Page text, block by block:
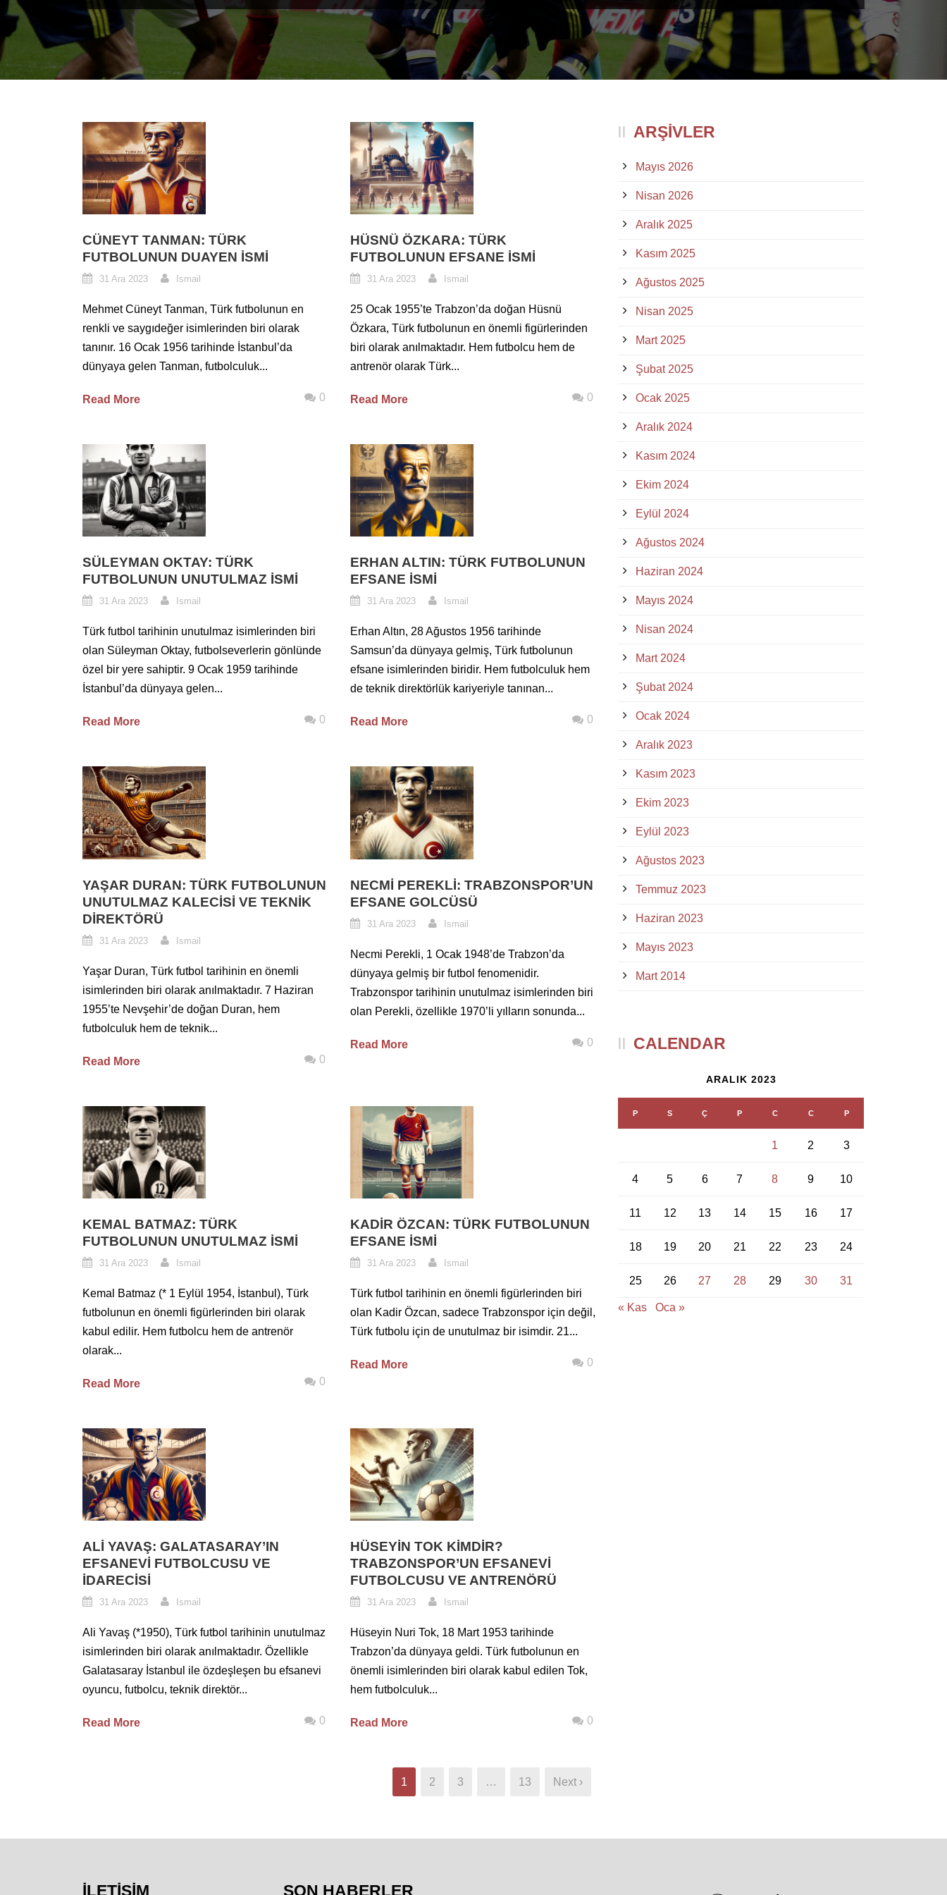
CÜNEYT TANMAN: TÜRK
FUTBOLUNUN DUAYEN İSMI
31 Ara 2023 Ismail
Mehmet Cüneyt Tanman, Türk futbolunun en
renkli ve saygıdeğer isimlerinden biri olarak
tanınır. 16 Ocak 1956 tarihinde İstanbul’da
dünyaya gelen Tanman, futbolculuk...
Read More 0
HÜSNÜ ÖZKARA: TÜRK
FUTBOLUNUN EFSANE İSMI
31 Ara 2023 Ismail
25 Ocak 1955’te Trabzon’da doğan Hüsnü
Özkara, Türk futbolunun en önemli figürlerinden
biri olarak anılmaktadır. Hem futbolcu hem de
antrenör olarak Türk...
Read More 0
SÜLEYMAN OKTAY: TÜRK
FUTBOLUNUN UNUTULMAZ İSMI
31 Ara 2023 Ismail
Türk futbol tarihinin unutulmaz isimlerinden biri
olan Süleyman Oktay, futbolseverlerin gönlünde
özel bir yere sahiptir. 9 Ocak 1959 tarihinde
İstanbul’da dünyaya gelen...
Read More 0
ERHAN ALTIN: TÜRK FUTBOLUNUN
EFSANE İSMI
31 Ara 2023 Ismail
Erhan Altın, 28 Ağustos 1956 tarihinde
Samsun’da dünyaya gelmiş, Türk futbolunun
efsane isimlerinden biridir. Hem futbolculuk hem
de teknik direktörlük kariyeriyle tanınan...
Read More 0
YAŞAR DURAN: TÜRK FUTBOLUNUN
UNUTULMAZ KALECISI VE TEKNIK
DIREKTÖRÜ
31 Ara 2023 Ismail
Yaşar Duran, Türk futbol tarihinin en önemli
isimlerinden biri olarak anılmaktadır. 7 Haziran
1955’te Nevşehir’de doğan Duran, hem
futbolculuk hem de teknik...
Read More 0
NECMI PEREKLI: TRABZONSPOR’UN
EFSANE GOLCÜSÜ
31 Ara 2023 Ismail
Necmi Perekli, 1 Ocak 1948’de Trabzon’da
dünyaya gelmiş bir futbol fenomenidir.
Trabzonspor tarihinin unutulmaz isimlerinden biri
olan Perekli, özellikle 1970’li yılların sonunda...
Read More 0
KEMAL BATMAZ: TÜRK
FUTBOLUNUN UNUTULMAZ İSMI
31 Ara 2023 Ismail
Kemal Batmaz (* 1 Eylül 1954, İstanbul), Türk
futbolunun en önemli figürlerinden biri olarak
kabul edilir. Hem futbolcu hem de antrenör
olarak...
Read More 0
KADIR ÖZCAN: TÜRK FUTBOLUNUN
EFSANE İSMI
31 Ara 2023 Ismail
Türk futbol tarihinin en önemli figürlerinden biri
olan Kadir Özcan, sadece Trabzonspor için değil,
Türk futbolu için de unutulmaz bir isimdir. 21...
Read More 0
ALI YAVAŞ: GALATASARAY’IN
EFSANEVI FUTBOLCUSU VE
İDARECISI
31 Ara 2023 Ismail
Ali Yavaş (*1950), Türk futbol tarihinin unutulmaz
isimlerinden biri olarak anılmaktadır. Özellikle
Galatasaray İstanbul ile özdeşleşen bu efsanevi
oyuncu, futbolcu, teknik direktör...
Read More 0
HÜSEYIN TOK KIMDIR?
TRABZONSPOR’UN EFSANEVI
FUTBOLCUSU VE ANTRENÖRÜ
31 Ara 2023 Ismail
Hüseyin Nuri Tok, 18 Mart 1953 tarihinde
Trabzon’da dünyaya geldi. Türk futbolunun en
önemli isimlerinden biri olarak kabul edilen Tok,
hem futbolculuk...
Read More 0
1 2 3 … 13 Next ›
ARŞIVLER
Mayıs 2026
Nisan 2026
Aralık 2025
Kasım 2025
Ağustos 2025
Nisan 2025
Mart 2025
Şubat 2025
Ocak 2025
Aralık 2024
Kasım 2024
Ekim 2024
Eylül 2024
Ağustos 2024
Haziran 2024
Mayıs 2024
Nisan 2024
Mart 2024
Şubat 2024
Ocak 2024
Aralık 2023
Kasım 2023
Ekim 2023
Eylül 2023
Ağustos 2023
Temmuz 2023
Haziran 2023
Mayıs 2023
Mart 2014
CALENDAR
ARALIK 2023
P S Ç P C C P
1 2 3
4 5 6 7 8 9 10
11 12 13 14 15 16 17
18 19 20 21 22 23 24
25 26 27 28 29 30 31
« Kas Oca »
İLETIŞIM SON HABERLER